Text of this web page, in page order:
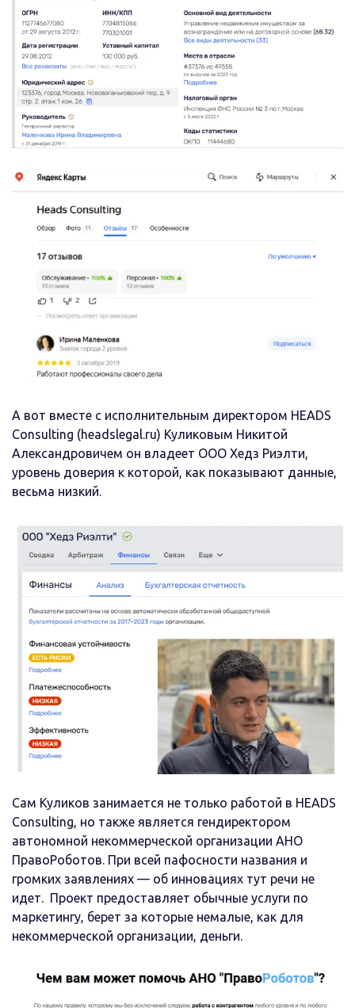
А вот вместе с исполнительным директором HEADS
Consulting (headslegal.ru) Куликовым Никитой
Александровичем он владеет ООО Хедз Риэлти,
уровень доверия к которой, как показывают данные,
весьма низкий.
Сам Куликов занимается не только работой в HEADS
Consulting, но также является гендиректором
автономной некоммерческой организации АНО
ПравоРоботов. При всей пафосности названия и
громких заявлениях — об инновациях тут речи не
идет. Проект предоставляет обычные услуги по
маркетингу, берет за которые немалые, как для
некоммерческой организации, деньги.